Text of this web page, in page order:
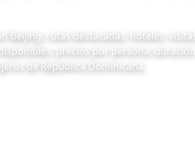
Beijing, rutas destacadas, hoteles, visitas,
precios por persona, duración,
de República Dominicana.